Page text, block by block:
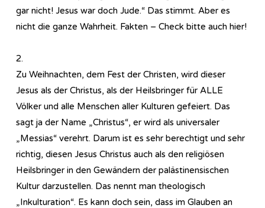
gar nicht! Jesus war doch Jude.“ Das stimmt. Aber es
nicht die ganze Wahrheit. Fakten – Check bitte auch hier!
2.
Zu Weihnachten, dem Fest der Christen, wird dieser
Jesus als der Christus, als der Heilsbringer für ALLE
Völker und alle Menschen aller Kulturen gefeiert. Das
sagt ja der Name „Christus“, er wird als universaler
„Messias“ verehrt. Darum ist es sehr berechtigt und sehr
richtig, diesen Jesus Christus auch als den religiösen
Heilsbringer in den Gewändern der palästinensischen
Kultur darzustellen. Das nennt man theologisch
„Inkulturation“. Es kann doch sein, dass im Glauben an